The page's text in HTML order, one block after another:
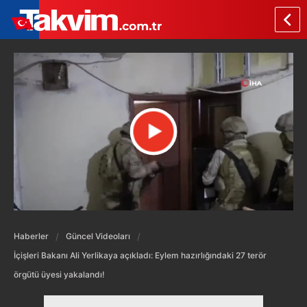
Haberler
Güncel Videoları
İçişleri Bakanı Ali Yerlikaya açıkladı: Eylem hazırlığındaki 27 terör
örgütü üyesi yakalandı!